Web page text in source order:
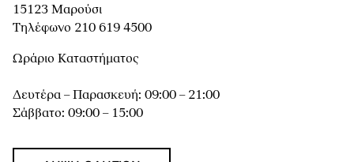
15123 Μαρούσι
Τηλέφωνο 210 619 4500
Ωράριο Καταστήματος
Δευτέρα – Παρασκευή: 09:00 – 21:00
Σάββατο: 09:00 – 15:00